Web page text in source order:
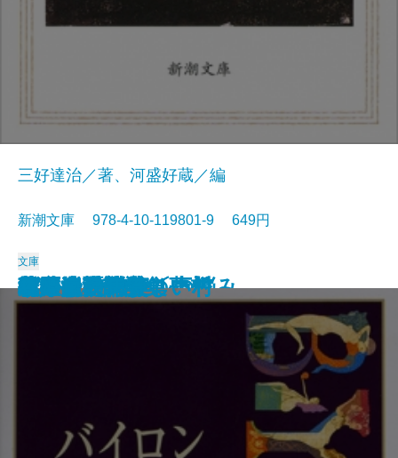
孤独な散歩者の夢想
ゲーテ詩集
脂肪の塊・テリエ館
パルムの僧院〔下〕
巴里の憂鬱
若きウェルテルの悩み
ハイネ詩集
女の一生
パルムの僧院〔上〕
三好達治詩集
三好達治／著、河盛好蔵／編
新潮文庫 978-4-10-119801-9 649円
文庫
バイロン詩集
春琴抄
風立ちぬ・美しい村
ヴィヨンの妻
北原白秋詩集
萩原朔太郎詩集
ヘッセ詩集
春の嵐
椿姫
春